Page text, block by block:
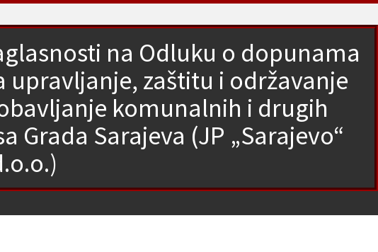
na Odluku o dopunama
upravljanje, zaštitu i održavanje
komunalnih i drugih
Sarajeva (JP „Sarajevo“